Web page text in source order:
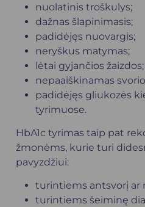
nuolatinis troškulys;
dažnas šlapinimasis;
padidėjęs nuovargis;
neryškus matymas;
lėtai gyjančios žaizdos;
nepaaiškinamas
padidėjęs gliukozės
tyrimuose.
HbA1c tyrimas taip pat
žmonėms, kurie turi
pavyzdžiui:
turintiems antsvorį ar
turintiems šeiminę